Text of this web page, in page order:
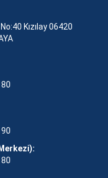
Kızılay 06420